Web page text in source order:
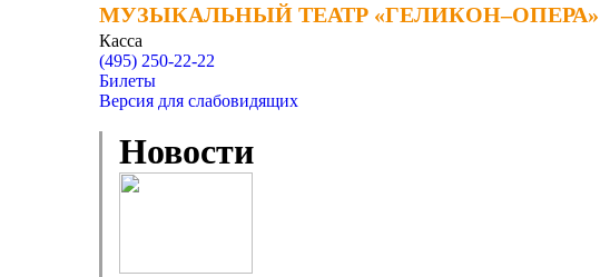
МУЗЫКАЛЬНЫЙ ТЕАТР «ГЕЛИКОН–ОПЕРА»
МУЗЫКАЛЬНЫЙ ТЕАТР «ГЕЛИКОН–ОПЕРА»
Касса
(495) 250-22-22
Билеты
Версия для слабовидящих
Новости